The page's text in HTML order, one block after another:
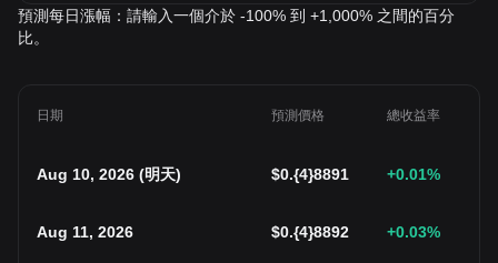
預測每日漲幅：請輸入一個介於 -100% 到 +1,000% 之間的百分
比。
日期 預測價格 總收益率
Aug 10, 2026 (明天) $0.{4}8891 +0.01%
Aug 11, 2026 $0.{4}8892 +0.03%